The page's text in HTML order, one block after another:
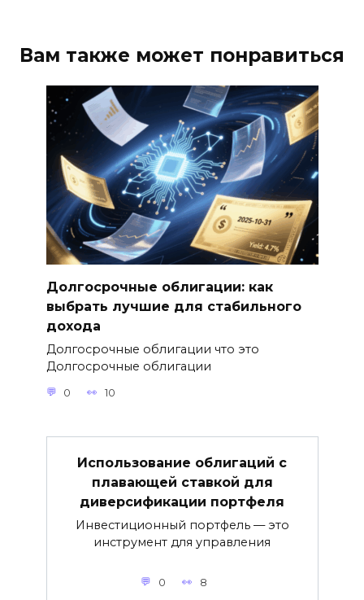
Вам также может понравиться
Долгосрочные облигации: как
выбрать лучшие для стабильного
дохода
Долгосрочные облигации что это
Долгосрочные облигации
0 10
Использование облигаций с
плавающей ставкой для
диверсификации портфеля
Инвестиционный портфель — это
инструмент для управления
0 8